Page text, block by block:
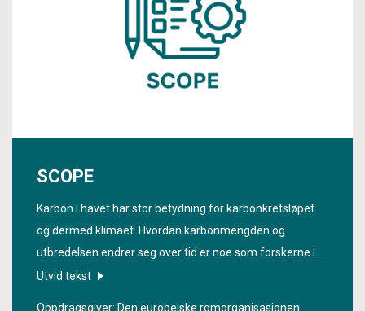
SCOPE
Karbon i havet har stor betydning for karbonkretsløpet
og dermed klimaet. Hvordan karbonmengden og
utbredelsen endrer seg over tid er noe som forskerne i
prosjektet « Satellite-based observations of Carbon in the
Utvid tekst
Oppdragsgiver: Den europeiske romorganisasjonen